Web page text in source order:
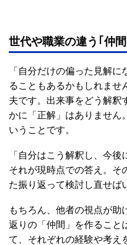
世代や職業の違う｢仲
「自分だけの偏った見解
ることもあるかもしれませ
夫です。出来事をどう解釈
かに「正解」はありません
いうことです。
「自分はこう解釈し、今後
それが現時点での答え。そ
た振り返って検討し直せば
もちろん、他者の視点が助
返りの「仲間」を作ること
て、それぞれの経験や考え